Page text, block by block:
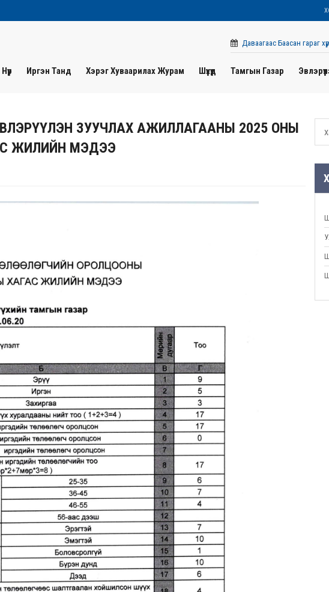
Даваагаас Баасан гараг
Нүүр Иргэн Танд Хэрэг Хуваарилах Журам Шүүхүүд Тамгын Газар
ЭВЛЭРҮҮЛЭН ЗУУЧЛАХ АЖИЛЛАГААНЫ 2025 ОНЫ
ЖИЛИЙН МЭДЭЭ